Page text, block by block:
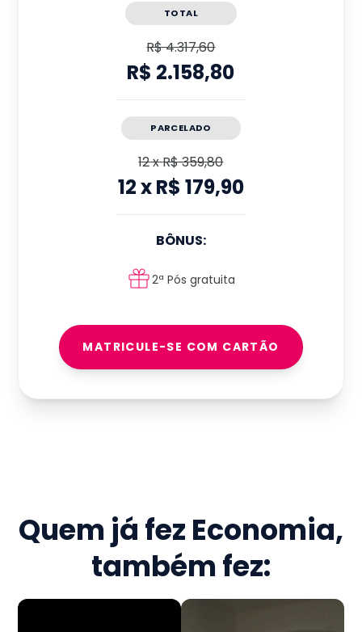
TOTAL
R$ 4.317,60
R$ 2.158,80
PARCELADO
12xR$ 359,80
12xR$ 179,90
BÔNUS:
2ª Pós gratuita
MATRICULE-SE COM CARTÃO
Quem já fez Economia,
também fez: